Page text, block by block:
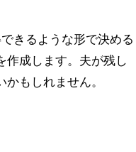
きるような形で決める
作成します。夫が残し
もしれません。